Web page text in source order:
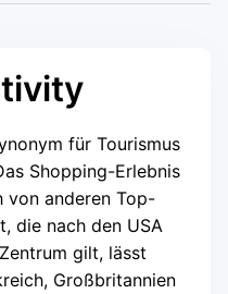
für Tourismus
Shopping-Erlebnis
von anderen Top-
die nach den USA
gilt, lässt
Großbritannien